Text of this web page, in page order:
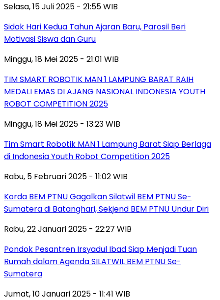
Selasa, 15 Juli 2025 - 21:55 WIB
Sidak Hari Kedua Tahun Ajaran Baru, Parosil Beri
Motivasi Siswa dan Guru
Minggu, 18 Mei 2025 - 21:01 WIB
TIM SMART ROBOTIK MAN 1 LAMPUNG BARAT RAIH
MEDALI EMAS DI AJANG NASIONAL INDONESIA YOUTH
ROBOT COMPETITION 2025
Minggu, 18 Mei 2025 - 13:23 WIB
Tim Smart Robotik MAN 1 Lampung Barat Siap Berlaga
di Indonesia Youth Robot Competition 2025
Rabu, 5 Februari 2025 - 11:02 WIB
Korda BEM PTNU Gagalkan Silatwil BEM PTNU Se-
Sumatera di Batanghari, Sekjend BEM PTNU Undur Diri
Rabu, 22 Januari 2025 - 22:27 WIB
Pondok Pesantren Irsyadul Ibad Siap Menjadi Tuan
Rumah dalam Agenda SILATWIL BEM PTNU Se-
Sumatera
Jumat, 10 Januari 2025 - 11:41 WIB